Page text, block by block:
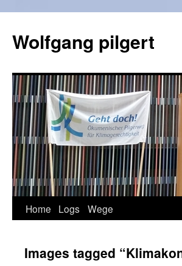
springen
Wolfgang pilgert
Home Logs Wege
Images tagged